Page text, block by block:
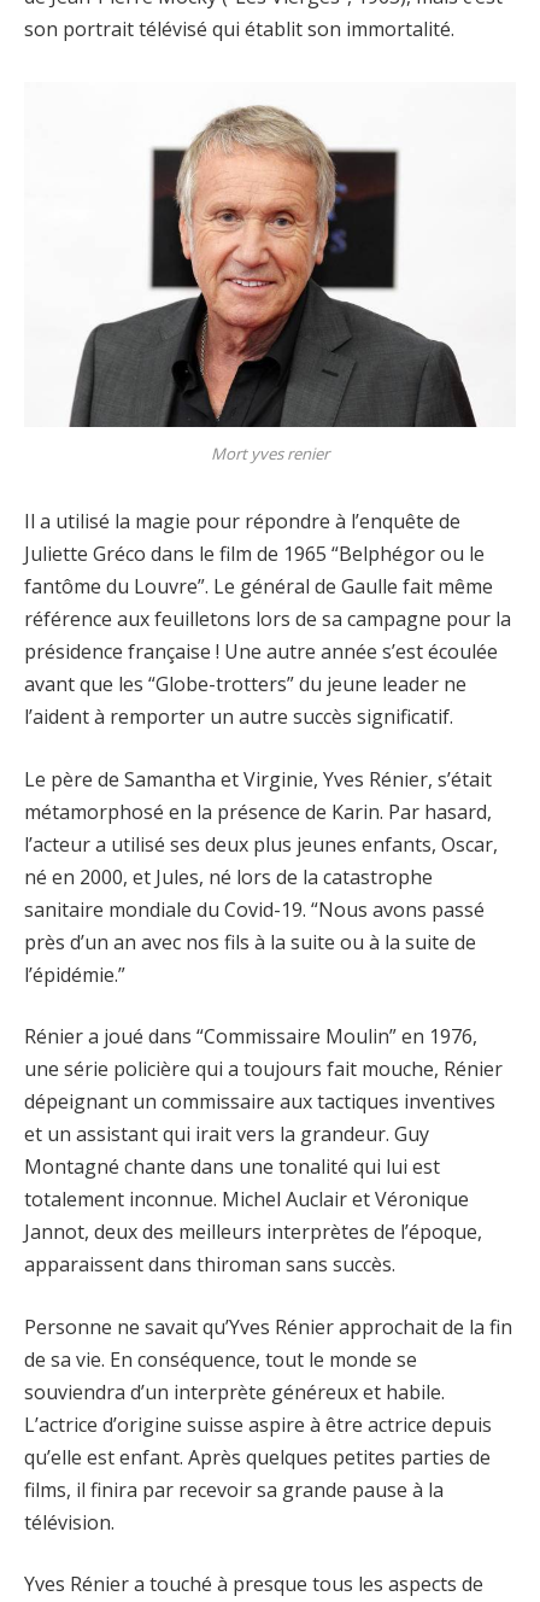
son portrait télévisé qui établit son immortalité.
Mort yves renier
Il a utilisé la magie pour répondre à l’enquête de
Juliette Gréco dans le film de 1965 “Belphégor ou le
fantôme du Louvre”. Le général de Gaulle fait même
référence aux feuilletons lors de sa campagne pour la
présidence française ! Une autre année s’est écoulée
avant que les “Globe-trotters” du jeune leader ne
l’aident à remporter un autre succès significatif.
Le père de Samantha et Virginie, Yves Rénier, s’était
métamorphosé en la présence de Karin. Par hasard,
l’acteur a utilisé ses deux plus jeunes enfants, Oscar,
né en 2000, et Jules, né lors de la catastrophe
sanitaire mondiale du Covid-19. “Nous avons passé
près d’un an avec nos fils à la suite ou à la suite de
l’épidémie.”
Rénier a joué dans “Commissaire Moulin” en 1976,
une série policière qui a toujours fait mouche, Rénier
dépeignant un commissaire aux tactiques inventives
et un assistant qui irait vers la grandeur. Guy
Montagné chante dans une tonalité qui lui est
totalement inconnue. Michel Auclair et Véronique
Jannot, deux des meilleurs interprètes de l’époque,
apparaissent dans thiroman sans succès.
Personne ne savait qu’Yves Rénier approchait de la fin
de sa vie. En conséquence, tout le monde se
souviendra d’un interprète généreux et habile.
L’actrice d’origine suisse aspire à être actrice depuis
qu’elle est enfant. Après quelques petites parties de
films, il finira par recevoir sa grande pause à la
télévision.
Yves Rénier a touché à presque tous les aspects de